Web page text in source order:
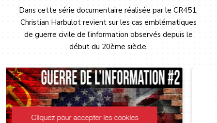
Dans cette série documentaire réalisée par le CR451,
Christian Harbulot revient sur les cas emblématiques
de guerre civile de l’information observés depuis le
début du 20ème siècle.
Cliquez pour accepter les cookies